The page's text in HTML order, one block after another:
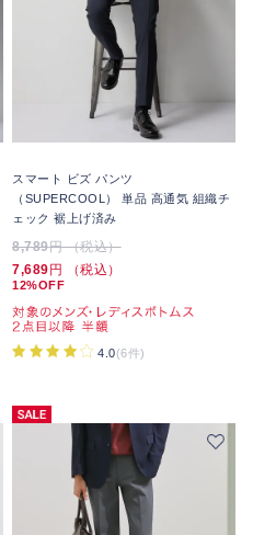
スマート ビズ パンツ
（SUPERCOOL） 単品 高通気 組織チ
ェック 裾上げ済み
8,789円 （税込）
7,689円 （税込）
12%OFF
4.0(6件)